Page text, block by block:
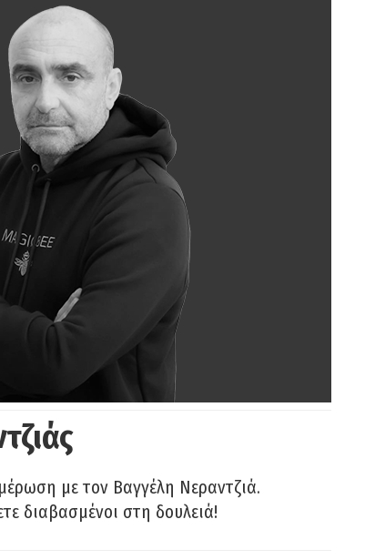
με τον Βαγγέλη Νεραντζιά.
διαβασμένοι στη δουλειά!